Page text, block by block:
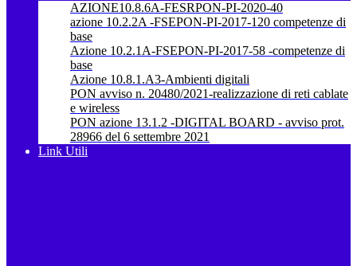
AZIONE10.8.6A-FESRPON-PI-2020-40
azione 10.2.2A -FSEPON-PI-2017-120 competenze di
base
Azione 10.2.1A-FSEPON-PI-2017-58 -competenze di
base
Azione 10.8.1.A3-Ambienti digitali
PON avviso n. 20480/2021-realizzazione di reti cablate
e wireless
PON azione 13.1.2 -DIGITAL BOARD - avviso prot.
28966 del 6 settembre 2021
Link Utili